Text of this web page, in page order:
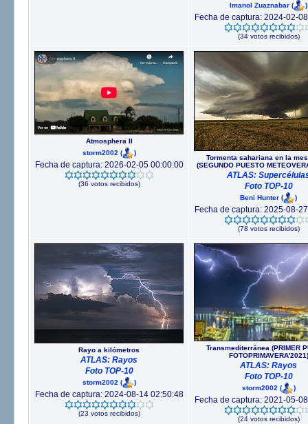
Imanol Zuaznabar ( )
Fecha de captura: 2024-02-
(34 votos recibidos)
Atmosphera II
storm2002 ( )
Fecha de captura: 2026-02-05 00:00:00
(36 votos recibidos)
Tormenta sahariana en la
(SEGUNDO PUESTO
ATLAS:
Foto TOP-10
Beni Hunter ( )
Fecha de captura: 2025-08-
(78 votos recibidos)
Rayo a kilómetros
ATLAS: Rayos
Foto TOP-10
storm2002 ( )
Fecha de captura: 2024-08-14 02:50:48
(23 votos recibidos)
Transmediterránea (PRIMER
FOTOPRIMAVERA'2021)
ATLAS: Rayos
Foto TOP-10
storm2002 ( )
Fecha de captura: 2021-05-
(24 votos recibidos)